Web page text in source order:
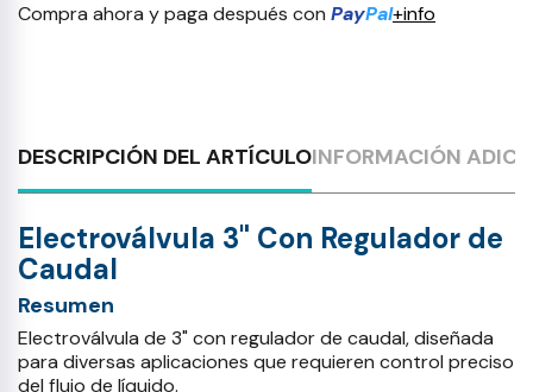
Compra ahora y paga después con PayPal+info
DESCRIPCIÓN DEL ARTÍCULOINFORMACIÓN
Electroválvula 3" Con Regulador de
Caudal
Resumen
Electroválvula de 3" con regulador de caudal, diseñada
para diversas aplicaciones que requieren control preciso
del flujo de líquido.